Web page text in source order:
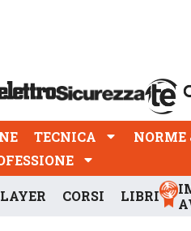
TECNICA NORME
CORSI LIBRI